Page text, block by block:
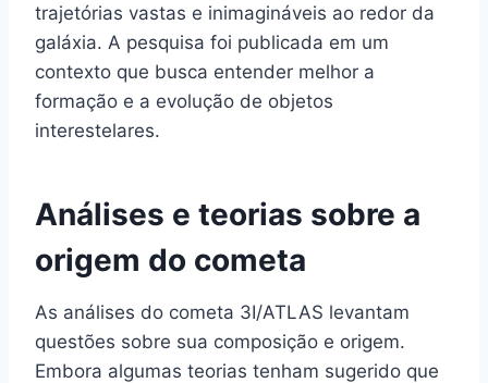
trajetórias vastas e inimagináveis ao redor da
galáxia. A pesquisa foi publicada em um
contexto que busca entender melhor a
formação e a evolução de objetos
interestelares.
Análises e teorias sobre a
origem do cometa
As análises do cometa 3I/ATLAS levantam
questões sobre sua composição e origem.
Embora algumas teorias tenham sugerido que